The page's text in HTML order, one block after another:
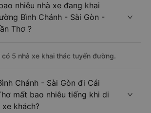
nhiêu nhà xe đang khai
Bình Chánh - Sài Gòn -
Thơ ?
có 5 nhà xe khai thác tuyến đường.
Chánh - Sài Gòn đi Cái
mất bao nhiêu tiếng khi di
khách?